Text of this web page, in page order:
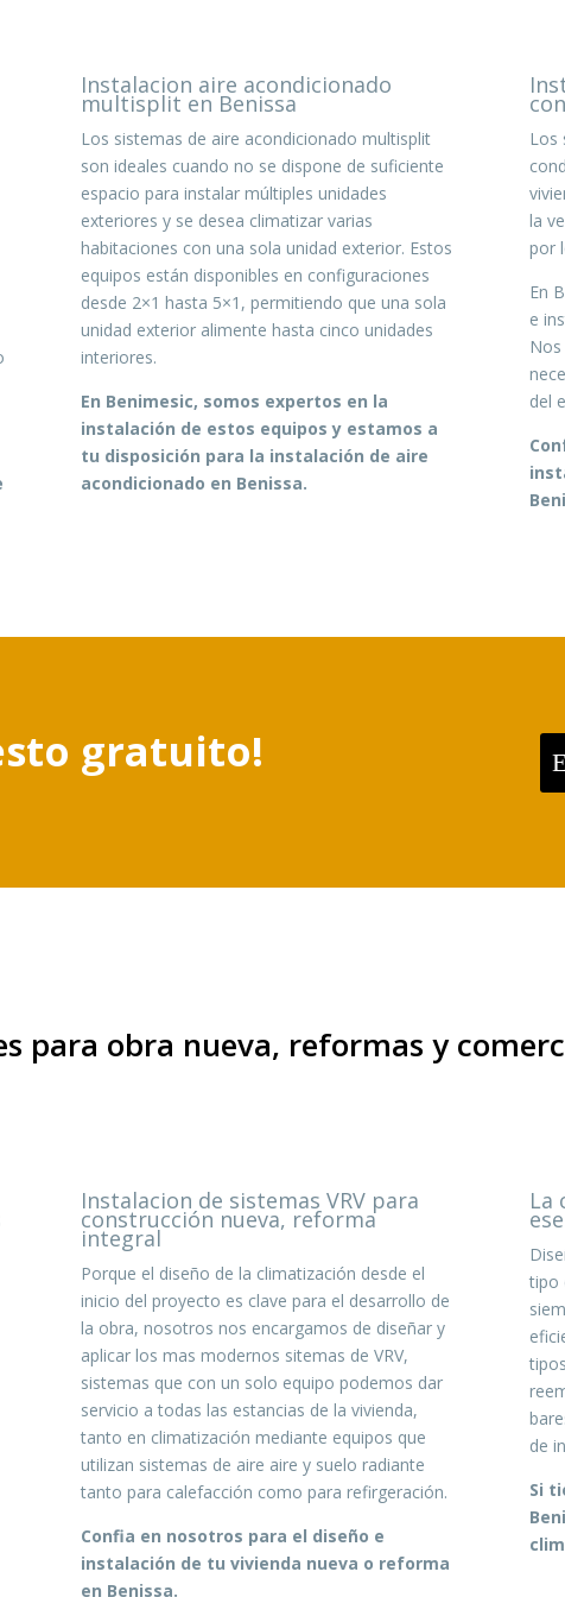
Instalacion aire acondicionado
multisplit en Benissa
Los sistemas de aire acondicionado multisplit
son ideales cuando no se dispone de suficiente
espacio para instalar múltiples unidades
exteriores y se desea climatizar varias
habitaciones con una sola unidad exterior. Estos
equipos están disponibles en configuraciones
desde 2×1 hasta 5×1, permitiendo que una sola
unidad exterior alimente hasta cinco unidades
interiores.
En Benimesic, somos expertos en la
instalación de estos equipos y estamos a
tu disposición para la instalación de aire
acondicionado en Benissa.
Los
la
por
En
e
del
gratuito!
para obra nueva, reformas y
Instalacion de sistemas VRV para
construcción nueva, reforma
integral
Porque el diseño de la climatización desde el
inicio del proyecto es clave para el desarrollo de
la obra, nosotros nos encargamos de diseñar y
aplicar los mas modernos sitemas de VRV,
sistemas que con un solo equipo podemos dar
servicio a todas las estancias de la vivienda,
tanto en climatización mediante equipos que
utilizan sistemas de aire aire y suelo radiante
tanto para calefacción como para refirgeración.
Confia en nosotros para el diseño e
instalación de tu vivienda nueva o reforma
en Benissa.
La
tipo
de
Si